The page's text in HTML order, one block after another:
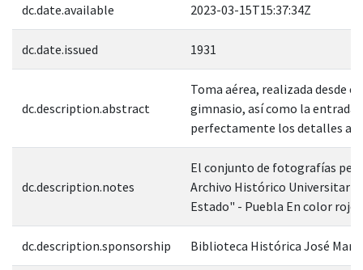
dc.date.available 2023-03-15T15:37:34Z
dc.date.issued 1931
dc.description.abstract
Toma aérea, realizada desde
gimnasio, así como la entrada
perfectamente los detalles
dc.description.notes
El conjunto de fotografías
Archivo Histórico
Estado" - Puebla En color rojo
dc.description.sponsorship Biblioteca Histórica José